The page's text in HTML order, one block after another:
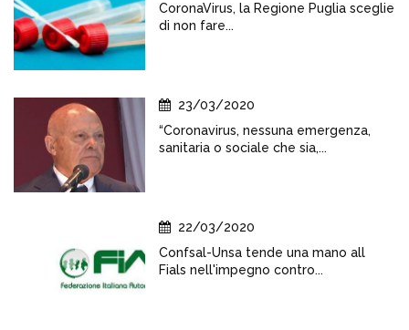
CoronaVirus, la Regione Puglia sceglie
di non fare...
23/03/2020
“Coronavirus, nessuna emergenza,
sanitaria o sociale che sia,...
22/03/2020
Confsal-Unsa tende una mano all
Fials nell'impegno contro...